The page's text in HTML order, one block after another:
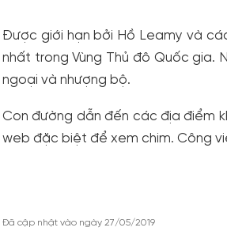
Được giới hạn bởi Hồ Leamy và
nhất trong Vùng Thủ đô Quốc gia.
ngoại và nhượng bộ.
Con đường dẫn đến các địa điểm
web đặc biệt để xem chim. Công
Đã cập nhật vào ngày 27/05/2019